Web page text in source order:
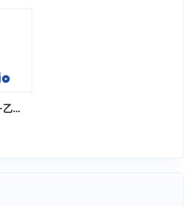
N-(2-羟乙基)哌嗪-N-乙磺酸钠盐